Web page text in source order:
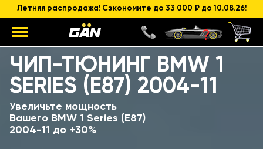
Летняя распродажа! Сэкономите до 33 000 ₽ до 10.08.26!
ЧИП-ТЮНИНГ BMW 1
SERIES (E87) 2004-11
Увеличьте мощность
Вашего BMW 1 Series (E87)
2004-11 до +30%
Модель
Объем и мощность ДВС